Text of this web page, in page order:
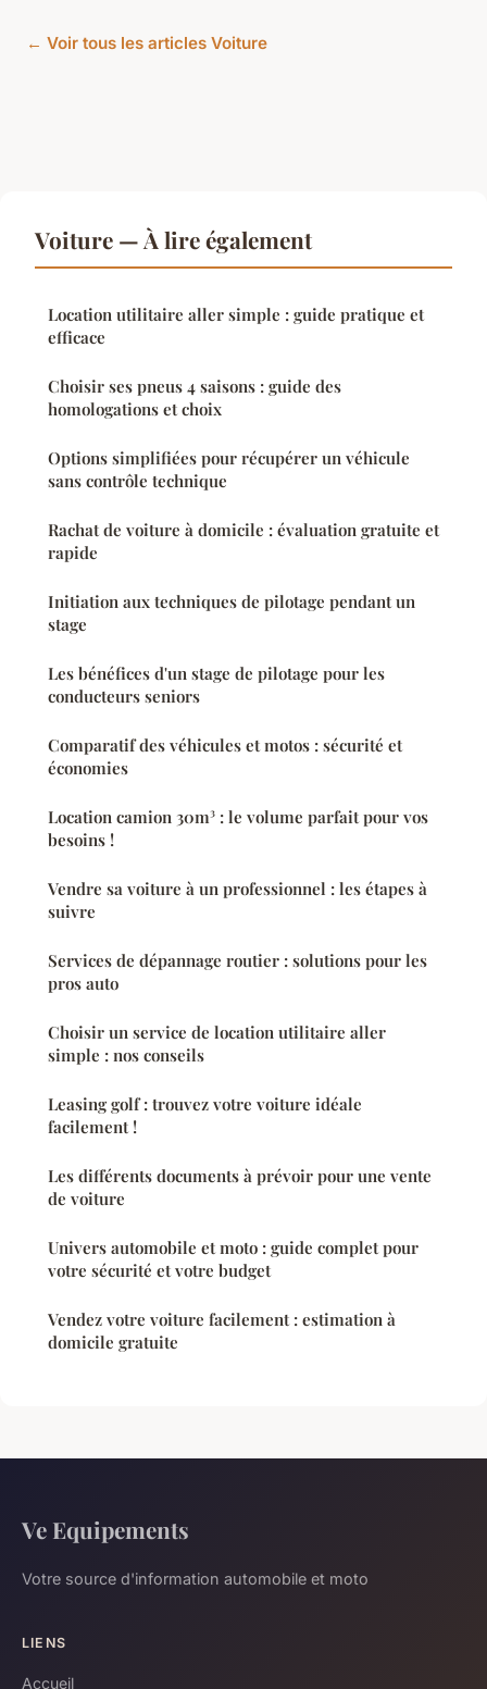
← Voir tous les articles Voiture
Voiture — À lire également
Location utilitaire aller simple : guide pratique et
efficace
Choisir ses pneus 4 saisons : guide des
homologations et choix
Options simplifiées pour récupérer un véhicule
sans contrôle technique
Rachat de voiture à domicile : évaluation gratuite et
rapide
Initiation aux techniques de pilotage pendant un
stage
Les bénéfices d'un stage de pilotage pour les
conducteurs seniors
Comparatif des véhicules et motos : sécurité et
économies
Location camion 30m³ : le volume parfait pour vos
besoins !
Vendre sa voiture à un professionnel : les étapes à
suivre
Services de dépannage routier : solutions pour les
pros auto
Choisir un service de location utilitaire aller
simple : nos conseils
Leasing golf : trouvez votre voiture idéale
facilement !
Les différents documents à prévoir pour une vente
de voiture
Univers automobile et moto : guide complet pour
votre sécurité et votre budget
Vendez votre voiture facilement : estimation à
domicile gratuite
Ve Equipements
Votre source d'information automobile et moto
LIENS
Accueil